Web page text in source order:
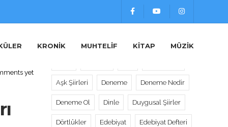
KRONIK MUHTELIF KITAP MÜZIK
yet
Aşk Şiirleri Deneme Deneme Nedir
Deneme Ol Dinle Duygusal Şiirler
Dörtlükler Edebiyat Edebiyat Defteri